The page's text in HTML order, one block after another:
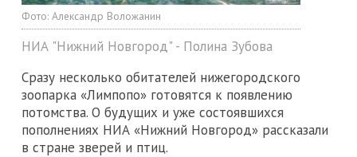
Фото: Александр Воложанин
НИА "Нижний Новгород" - Полина Зубова
Сразу несколько обитателей нижегородского
зоопарка «Лимпопо» готовятся к появлению
потомства. О будущих и уже состоявшихся
пополнениях НИА «Нижний Новгород» рассказали
в стране зверей и птиц.